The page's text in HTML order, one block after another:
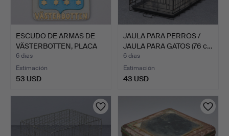
ESCUDO DE ARMAS DE
VÄSTERBOTTEN, PLACA
DE …
6 días
Estimación
53 USD
JAULA PARA PERROS /
JAULA PARA GATOS (76 c…
6 días
Estimación
43 USD